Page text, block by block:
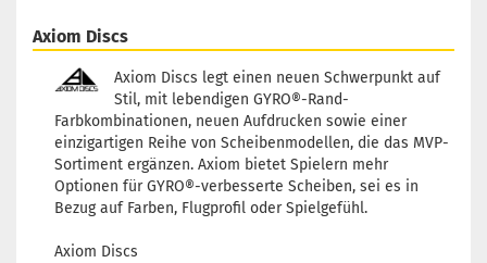
Axiom Discs
Axiom Discs legt einen neuen Schwerpunkt auf
Stil, mit lebendigen GYRO®-Rand-
Farbkombinationen, neuen Aufdrucken sowie einer
einzigartigen Reihe von Scheibenmodellen, die das MVP-
Sortiment ergänzen. Axiom bietet Spielern mehr
Optionen für GYRO®-verbesserte Scheiben, sei es in
Bezug auf Farben, Flugprofil oder Spielgefühl.
Axiom Discs